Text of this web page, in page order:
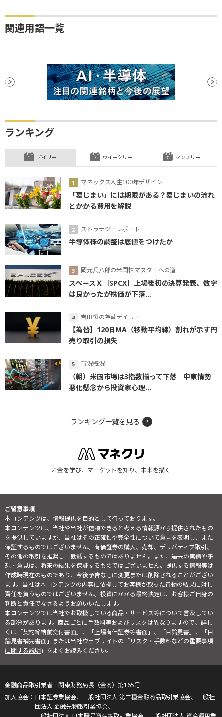
関連用語一覧
ランキング
デイリー
マネックス人生100年デザイン
「墓じまい」には期限がある？墓じまいの流れ
とかかる費用を解説
ストラテジーレポート
半導体株の調整は底値をつけたか
岡元兵八郎の米国株マスターへの道
スペースＸ［SPCX］上場後初の決算発表、数字
は良かったが株価が下落...
吉田恒の為替デイリー
【為替】120日MA（移動平均線）割れが示す円
売り取引の損失
市況概況
（朝）米国市場は3指数揃って下落 中東情勢
悪化懸念から投資家心理...
ウイークリー マンスリー
ランキング一覧を見る
お金を学び、マーケットを知り、未来を描く
ご留意事項
本コンテンツは、情報提供を目的として行っております。
本コンテンツは、当社や当社が信頼できると考える情報源から提供されたもの
を提供していますが、当社はその正確性や完全性について意見を表明し、また
保証するものではございません。有価証券の購入、売却、デリバティブ取引、
その他の取引を推奨し、勧誘するものではありません。また、過去の実績や予
想・意見は、将来の結果を保証するものではございません。提供する情報等は
作成時現在のものであり、今後予告なしに変更または削除されることがござい
ます。当社は本コンテンツの内容に依拠してお客様が取った行動の結果に対し
責任を負うものではございません。投資にかかる最終決定は、お客様ご自身の
判断と責任でなさるようお願いいたします。
本コンテンツでは当社でお取扱している商品・サービス等について言及してい
る部分があります。商品ごとに手数料等およびリスクは異なりますので、詳し
くは「契約締結前交付書面」、「上場有価証券等書面」、「目論見書」、「目
論見書補完書面」または当社ウェブサイトの「リスク・手数料などの重要事項
に関する説明」をよくお読みください。
金融商品取引業者 関東財務局長（金商）第165号
日本証券業協会、一般社団法人 第二種金融商品取引業協会、一般社
団法人 金融先物取引業協会、